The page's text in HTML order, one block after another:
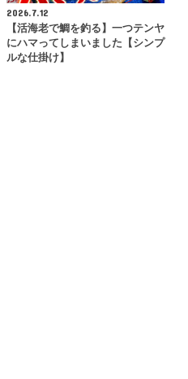
2026.7.12
【活海老で鯛を釣る】一つテンヤ
にハマってしまいました【シンプ
ルな仕掛け】